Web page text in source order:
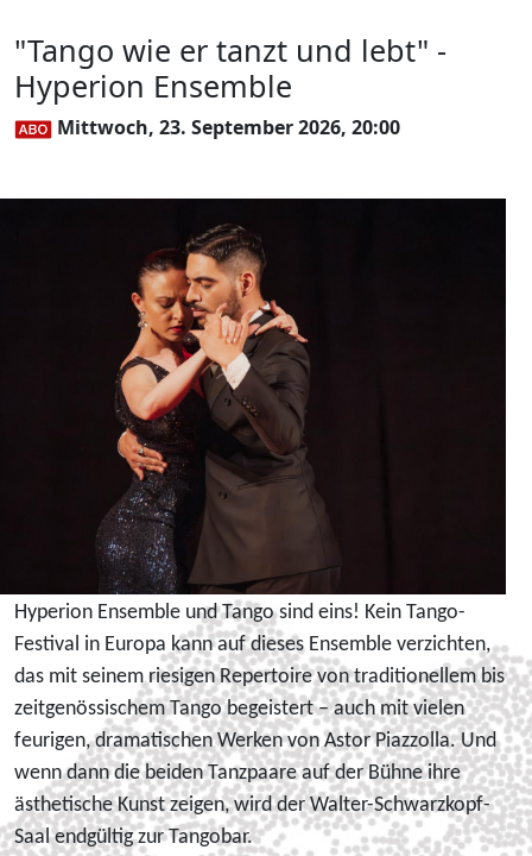
"Tango wie er tanzt und lebt" -
Hyperion Ensemble
Mittwoch, 23. September 2026, 20:00
Hyperion Ensemble und Tango sind eins! Kein Tango-
Festival in Europa kann auf dieses Ensemble verzichten,
das mit seinem riesigen Repertoire von traditionellem bis
zeitgenössischem Tango begeistert – auch mit vielen
feurigen, dramatischen Werken von Astor Piazzolla. Und
wenn dann die beiden Tanzpaare auf der Bühne ihre
ästhetische Kunst zeigen, wird der Walter-Schwarzkopf-
Saal endgültig zur Tangobar.